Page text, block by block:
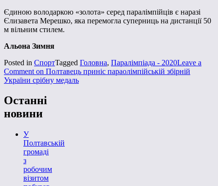
Єдиною володаркою «золота» серед паралімпійців є наразі
Єлизавета Мерешко, яка перемогла суперниць на дистанції 50
м вільним стилем.
Альона Зимня
Posted in СпортTagged Головна, Паралімпіада - 2020Leave a
Comment on Полтавець приніс параолімпійській збірній
України срібну медаль
Останні
новини
У
Полтавській
громаді
з
робочим
візитом